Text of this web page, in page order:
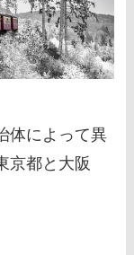
体によって異
京都と大阪